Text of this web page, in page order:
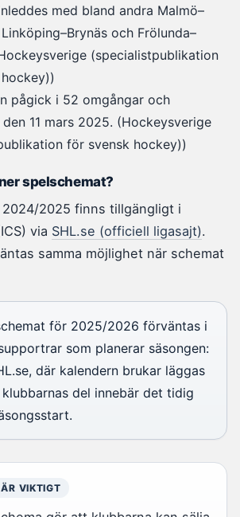
med bland andra Malmö–
och Frölunda–
(specialistpublikation
pågick i 52 omgångar och
11 mars 2025. (Hockeysverige
för svensk hockey))
spelschemat?
2025 finns tillgängligt i
via SHL.se (officiell ligasajt).
samma möjlighet när schemat
för 2025/2026 förväntas i
som planerar säsongen:
där kalendern brukar läggas
del innebär det tidig
VIKTIGT